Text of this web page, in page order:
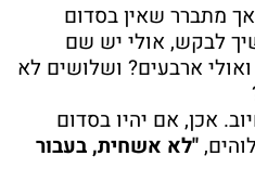
מתברר שאין בסדום
לבקש, אולי יש שם
ארבעים? ושלושים לא
אכן, אם יהיו בסדום
"לא אשחית, בעבור